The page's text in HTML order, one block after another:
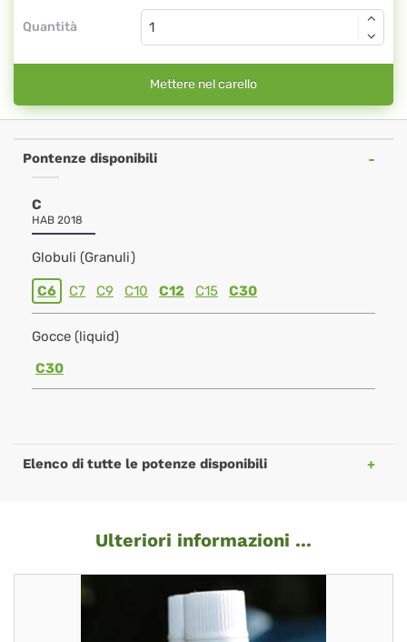
Quantità
Mettere nel carello
Pontenze disponibili
C
HAB 2018
Globuli (Granuli)
C6 C7 C9 C10 C12 C15 C30
Gocce (liquid)
C30
Elenco di tutte le potenze disponibili
Ulteriori informazioni ...